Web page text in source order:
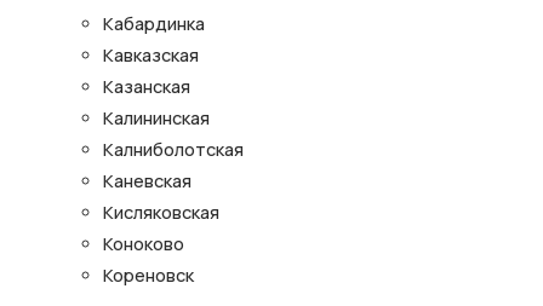
Кабардинка
Кавказская
Казанская
Калининская
Калниболотская
Каневская
Кисляковская
Коноково
Кореновск